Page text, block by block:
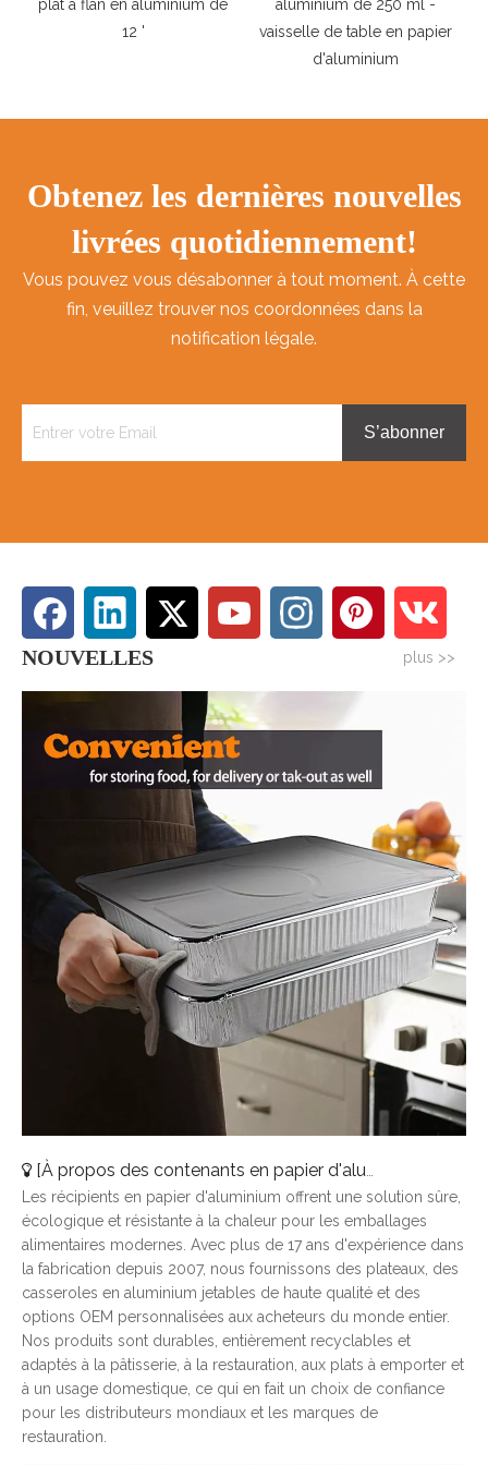
plat à flan en aluminium de
12 '
aluminium de 250 ml -
vaisselle de table en papier
d'aluminium
Obtenez les dernières nouvelles
livrées quotidiennement!
Vous pouvez vous désabonner à tout moment. À cette
fin, veuillez trouver nos coordonnées dans la
notification légale.
S’abonner
NOUVELLES plus >>
[À propos des contenants en papier d'aluminium
Les récipients en papier d'aluminium offrent une solution sûre,
écologique et résistante à la chaleur pour les emballages
alimentaires modernes. Avec plus de 17 ans d'expérience dans
la fabrication depuis 2007, nous fournissons des plateaux, des
casseroles en aluminium jetables de haute qualité et des
options OEM personnalisées aux acheteurs du monde entier.
Nos produits sont durables, entièrement recyclables et
adaptés à la pâtisserie, à la restauration, aux plats à emporter et
à un usage domestique, ce qui en fait un choix de confiance
pour les distributeurs mondiaux et les marques de
restauration.